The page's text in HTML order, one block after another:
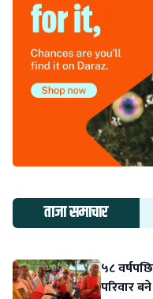
ताजा समाचार
५८
परिवार